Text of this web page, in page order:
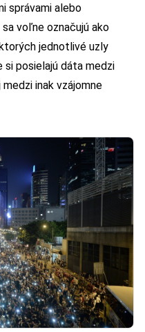
správami alebo
voľne označujú ako
jednotlivé uzly
si posielajú dáta medzi
inak vzájomne